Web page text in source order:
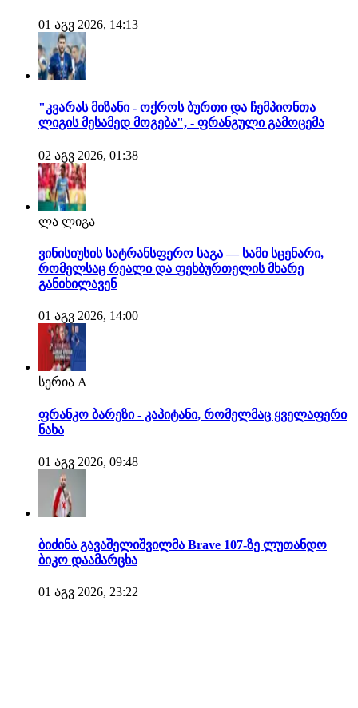
01 აგვ 2026, 14:13
"კვარას მიზანი - ოქროს ბურთი და ჩემპიონთა
ლიგის მესამედ მოგება", - ფრანგული გამოცემა
02 აგვ 2026, 01:38
ლა ლიგა
ვინისიუსის სატრანსფერო საგა — სამი სცენარი,
რომელსაც რეალი და ფეხბურთელის მხარე
განიხილავენ
01 აგვ 2026, 14:00
სერია A
ფრანკო ბარეზი - კაპიტანი, რომელმაც ყველაფერი
ნახა
01 აგვ 2026, 09:48
ბიძინა გავაშელიშვილმა Brave 107-ზე ლუთანდო
ბიკო დაამარცხა
01 აგვ 2026, 23:22